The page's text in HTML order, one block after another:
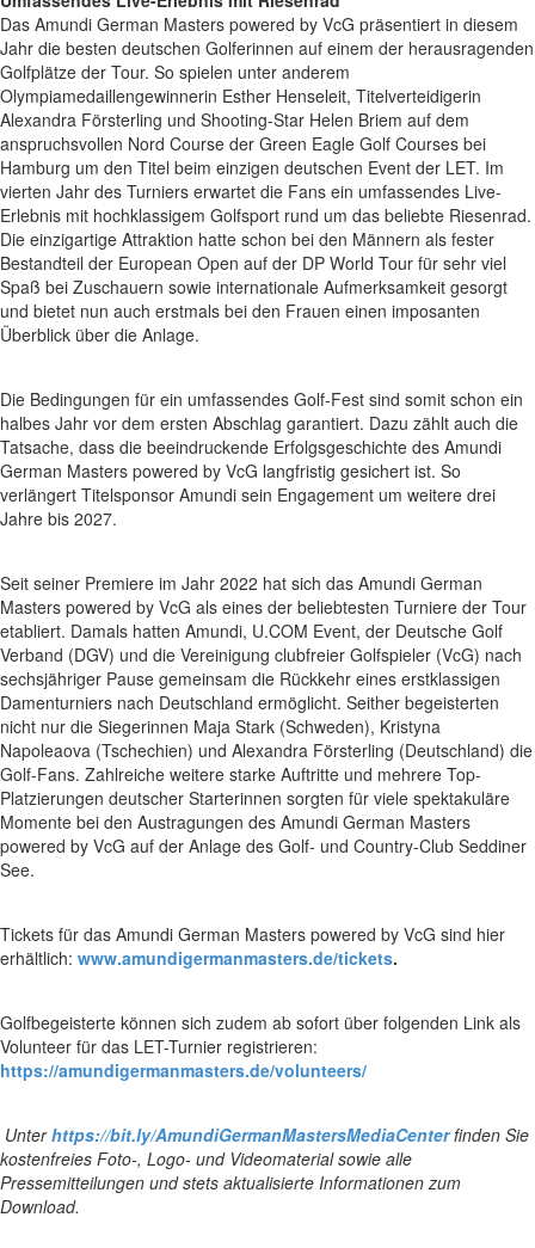
Das Amundi German Masters powered by VcG präsentiert in diesem
Jahr die besten deutschen Golferinnen auf einem der herausragenden
Golfplätze der Tour. So spielen unter anderem
Olympiamedaillengewinnerin Esther Henseleit, Titelverteidigerin
Alexandra Försterling und Shooting-Star Helen Briem auf dem
anspruchsvollen Nord Course der Green Eagle Golf Courses bei
Hamburg um den Titel beim einzigen deutschen Event der LET. Im
vierten Jahr des Turniers erwartet die Fans ein umfassendes Live-
Erlebnis mit hochklassigem Golfsport rund um das beliebte Riesenrad.
Die einzigartige Attraktion hatte schon bei den Männern als fester
Bestandteil der European Open auf der DP World Tour für sehr viel
Spaß bei Zuschauern sowie internationale Aufmerksamkeit gesorgt
und bietet nun auch erstmals bei den Frauen einen imposanten
Überblick über die Anlage.
Die Bedingungen für ein umfassendes Golf-Fest sind somit schon ein
halbes Jahr vor dem ersten Abschlag garantiert. Dazu zählt auch die
Tatsache, dass die beeindruckende Erfolgsgeschichte des Amundi
German Masters powered by VcG langfristig gesichert ist. So
verlängert Titelsponsor Amundi sein Engagement um weitere drei
Jahre bis 2027.
Seit seiner Premiere im Jahr 2022 hat sich das Amundi German
Masters powered by VcG als eines der beliebtesten Turniere der Tour
etabliert. Damals hatten Amundi, U.COM Event, der Deutsche Golf
Verband (DGV) und die Vereinigung clubfreier Golfspieler (VcG) nach
sechsjähriger Pause gemeinsam die Rückkehr eines erstklassigen
Damenturniers nach Deutschland ermöglicht. Seither begeisterten
nicht nur die Siegerinnen Maja Stark (Schweden), Kristyna
Napoleaova (Tschechien) und Alexandra Försterling (Deutschland) die
Golf-Fans. Zahlreiche weitere starke Auftritte und mehrere Top-
Platzierungen deutscher Starterinnen sorgten für viele spektakuläre
Momente bei den Austragungen des Amundi German Masters
powered by VcG auf der Anlage des Golf- und Country-Club Seddiner
See.
Tickets für das Amundi German Masters powered by VcG sind hier
erhältlich: www.amundigermanmasters.de/tickets.
Golfbegeisterte können sich zudem ab sofort über folgenden Link als
Volunteer für das LET-Turnier registrieren:
https://amundigermanmasters.de/volunteers/
Unterhttps://bit.ly/AmundiGermanMastersMediaCenterfinden Sie
kostenfreies Foto-, Logo- und Videomaterial sowie alle
Pressemitteilungen und stets aktualisierte Informationen zum
Download.